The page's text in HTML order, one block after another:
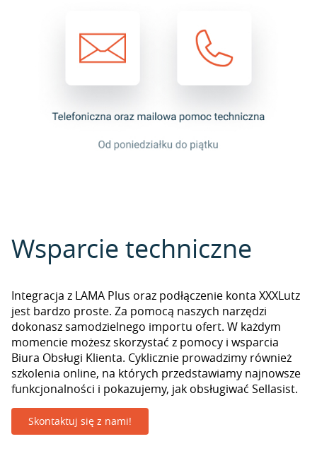
Wsparcie techniczne
Integracja z LAMA Plus oraz podłączenie konta XXXLutz
jest bardzo proste. Za pomocą naszych narzędzi
dokonasz samodzielnego importu ofert. W każdym
momencie możesz skorzystać z pomocy i wsparcia
Biura Obsługi Klienta. Cyklicznie prowadzimy również
szkolenia online, na których przedstawiamy najnowsze
funkcjonalności i pokazujemy, jak obsługiwać Sellasist.
Skontaktuj się z nami!